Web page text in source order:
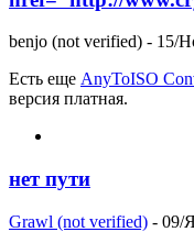
benjo (not verified) - 15/
Есть еще AnyToISO
версия платная.
нет пути
Grawl (not verified) - 09/